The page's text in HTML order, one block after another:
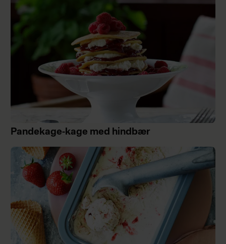
Pandekage-kage med hindbær